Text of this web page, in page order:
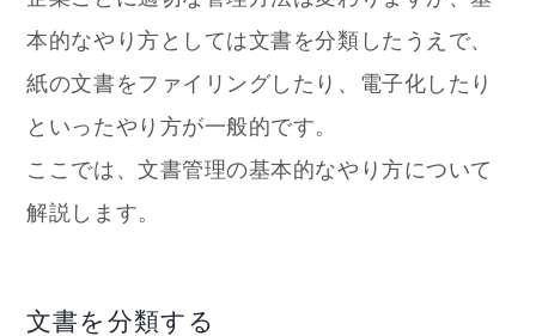
本的なやり方としては文書を分類したうえで、
紙の文書をファイリングしたり、電子化したり
といったやり方が一般的です。
ここでは、文書管理の基本的なやり方について
解説します。
文書を分類する